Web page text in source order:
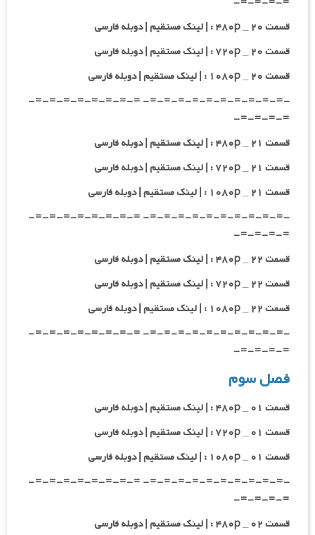
قسمت ۲۰ _ ۴۸۰p : | لینک مستقیم | دوبله فارسی
قسمت ۲۰ _ ۷۲۰p : | لینک مستقیم | دوبله فارسی
قسمت ۲۰ _ ۱۰۸۰p : | لینک مستقیم | دوبله فارسی
-=-=-=-=-=-=-=-=-=-=- =-=-=-=-=-=-=-=-
=-=-=-=-
قسمت ۲۱ _ ۴۸۰p : | لینک مستقیم | دوبله فارسی
قسمت ۲۱ _ ۷۲۰p : | لینک مستقیم | دوبله فارسی
قسمت ۲۱ _ ۱۰۸۰p : | لینک مستقیم | دوبله فارسی
-=-=-=-=-=-=-=-=-=-=- =-=-=-=-=-=-=-=-
=-=-=-=-
قسمت ۲۲ _ ۴۸۰p : | لینک مستقیم | دوبله فارسی
قسمت ۲۲ _ ۷۲۰p : | لینک مستقیم | دوبله فارسی
قسمت ۲۲ _ ۱۰۸۰p : | لینک مستقیم | دوبله فارسی
-=-=-=-=-=-=-=-=-=-=- =-=-=-=-=-=-=-=-
=-=-=-=-
فصل سوم
قسمت ۰۱ _ ۴۸۰p : | لینک مستقیم | دوبله فارسی
قسمت ۰۱ _ ۷۲۰p : | لینک مستقیم | دوبله فارسی
قسمت ۰۱ _ ۱۰۸۰p : | لینک مستقیم | دوبله فارسی
-=-=-=-=-=-=-=-=-=-=- =-=-=-=-=-=-=-=-
=-=-=-=-
قسمت ۰۲ _ ۴۸۰p : | لینک مستقیم | دوبله فارسی